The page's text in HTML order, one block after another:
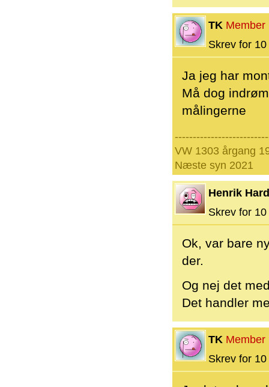
TK Member
Skrev for
Ja jeg har
Må dog
målingerne
VW 1303 årgang
Næste syn 2021
Henrik
Skrev for
Ok, var bare
der.
Og nej det
Det handler
TK Member
Skrev for